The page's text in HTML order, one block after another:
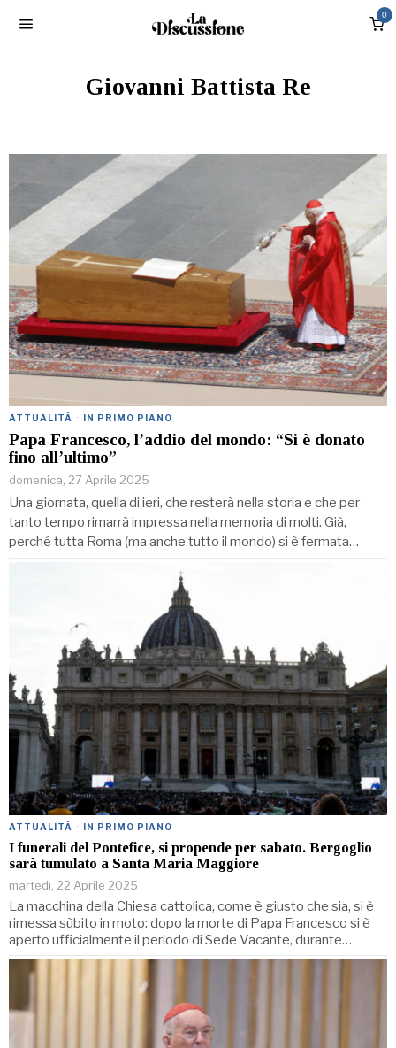
0
Giovanni Battista Re
ATTUALITÀ · IN PRIMO PIANO
Papa Francesco, l’addio del mondo: “Si è donato
fino all’ultimo”
domenica, 27 Aprile 2025
Una giornata, quella di ieri, che resterà nella storia e che per
tanto tempo rimarrà impressa nella memoria di molti. Già,
perché tutta Roma (ma anche tutto il mondo) si è fermata…
ATTUALITÀ · IN PRIMO PIANO
I funerali del Pontefice, si propende per sabato. Bergoglio
sarà tumulato a Santa Maria Maggiore
martedì, 22 Aprile 2025
La macchina della Chiesa cattolica, come è giusto che sia, si è
rimessa sùbito in moto: dopo la morte di Papa Francesco si è
aperto ufficialmente il periodo di Sede Vacante, durante…